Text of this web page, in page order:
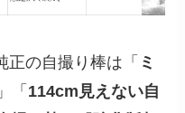
の自撮り棒は「 ミ
」「 114cm見えない自